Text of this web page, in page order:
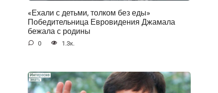
«Ехали с детьми, толком без еды»
Победительница Евровидения Джамала
бежала с родины
0 1.3к.